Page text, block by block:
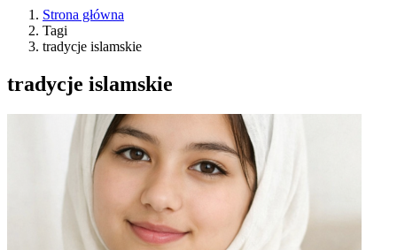
Strona główna
Tagi
tradycje islamskie
tradycje islamskie